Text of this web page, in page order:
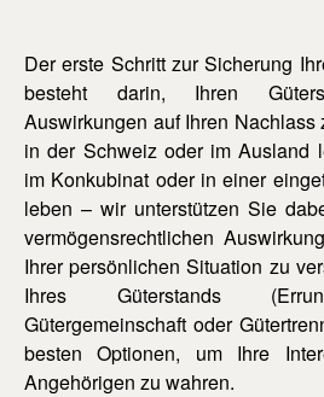
Der erste Schritt zur Sicherung
besteht darin, Ihren
Auswirkungen auf Ihren
in der Schweiz oder im Ausland
im Konkubinat oder in einer
leben – wir unterstützen Sie
vermögensrechtlichen
Ihrer persönlichen Situation zu
Ihres Güterstands
Gütergemeinschaft oder
besten Optionen, um Ihre
Angehörigen zu wahren.